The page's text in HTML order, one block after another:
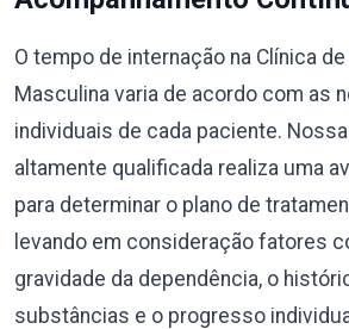
O tempo de internação na Clínica
Masculina varia de acordo com as
individuais de cada paciente.
altamente qualificada realiza uma
para determinar o plano de
levando em consideração fatores
gravidade da dependência, o
substâncias e o progresso